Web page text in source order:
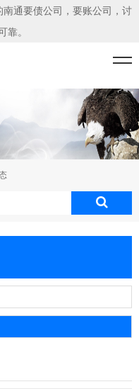
南通要债公司，要账公司，讨
靠。